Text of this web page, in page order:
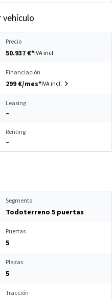
vehículo
Precio
50.937 €*IVA incl.
Financiación
299 €/mes*IVA incl.
Leasing
–
Renting
–
Segmento
Todoterreno 5 puertas
Puertas
5
Plazas
5
Tracción